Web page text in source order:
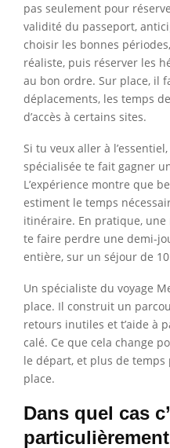
pas seulement pour
validité du passeport,
choisir les bonnes
réaliste, puis réserver les
au bon ordre. Sur place, il
déplacements, les temps
d’accès à certains sites.
Si tu veux aller à
spécialisée te fait gagner
L’expérience montre que
estiment le temps
itinéraire. En pratique,
te faire perdre une demi-
entière, sur un séjour de
Un spécialiste du voyage
place. Il construit un
retours inutiles et t’aide à
calé. Ce que cela change
le départ, et plus de
place.
Dans quel cas